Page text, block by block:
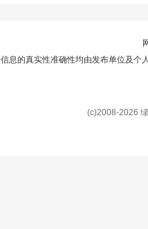
息的真实性准确性均由发布单位及个
(c)2008-2026